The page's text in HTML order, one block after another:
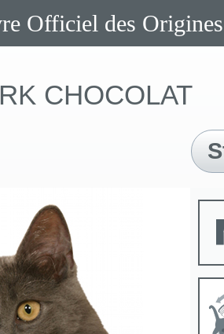
Officiel des
CHOCOLAT